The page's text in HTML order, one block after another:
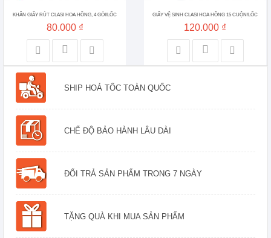
KHĂN GIẤY RÚT CLASI HOA HỒNG, 4 GÓI/LỐC
80.000 ₫
GIẤY VỆ SINH CLASI HOA HỒNG 15 CUỘN/LỐC
120.000 ₫
SHIP HOẢ TỐC TOÀN QUỐC
CHẾ ĐỘ BẢO HÀNH LÂU DÀI
ĐỔI TRẢ SẢN PHẨM TRONG 7 NGÀY
TẶNG QUÀ KHI MUA SẢN PHẨM